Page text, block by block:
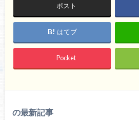
ポスト
はてブ
Pocket
の最新記事